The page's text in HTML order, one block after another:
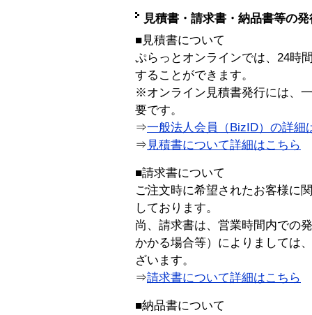
見積書・請求書・納品書等の
■見積書について
ぷらっとオンラインでは、24時
することができます。
※オンライン見積書発行には、
要です。
⇒一般法人会員（BizID）の詳細
⇒ 見積書について詳細はこちら
■請求書について
ご注文時に希望されたお客様に
しております。
尚、請求書は、営業時間内での
かかる場合等）によりましては
ざいます。
⇒請求書について詳細はこちら
■納品書について